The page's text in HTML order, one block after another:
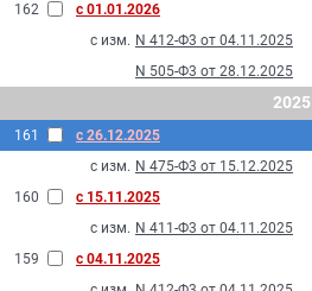
162
с 01.01.2026
с изм. N 412-Ф3 от 04.11.2025
N 505-Ф3 от 28.12.2025
2025
161
с 26.12.2025
с изм. N 475-Ф3 от 15.12.2025
160
с 15.11.2025
с изм. N 411-Ф3 от 04.11.2025
159
с 04.11.2025